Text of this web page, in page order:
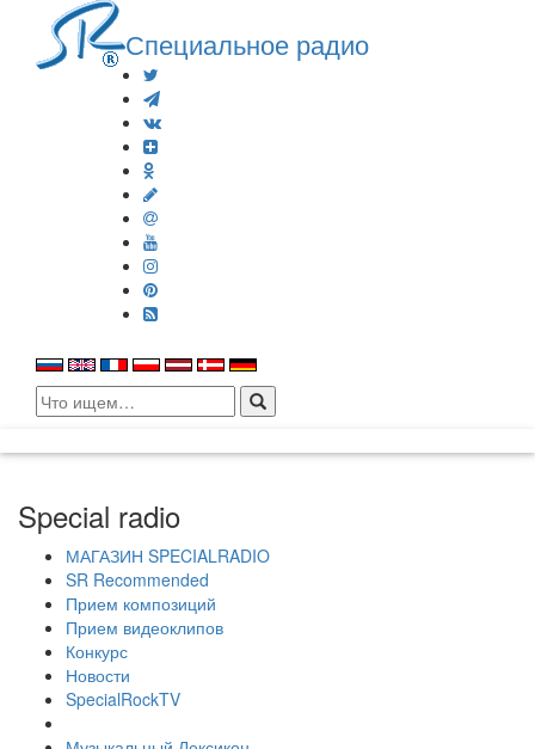
Специальное радио
Search
for:
Special radio
МАГАЗИН SPECIALRADIO
SR Recommended
Прием композиций
Прием видеоклипов
Конкурс
Новости
SpecialRockTV